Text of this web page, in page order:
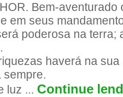
Bem-aventurado
em seus
poderosa na terra;
haverá na
sempre.
luz ... Continue